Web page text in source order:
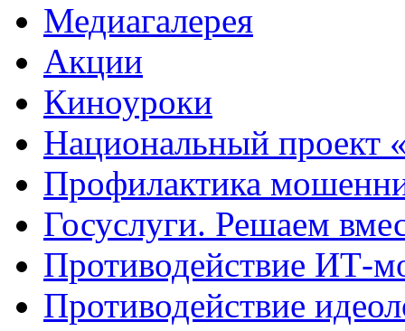
Медиагалерея
Акции
Киноуроки
Национальный проект
Профилактика
Госуслуги. Решаем
Противодействие ИТ-
Противодействие